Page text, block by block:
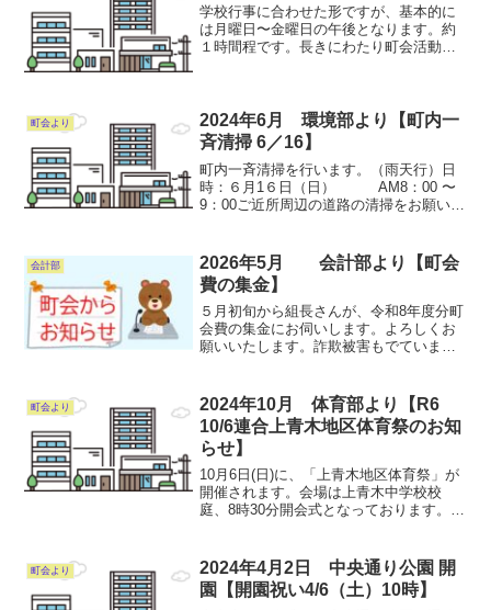
学校行事に合わせた形ですが、基本的に
は月曜日〜金曜日の午後となります。約
１時間程です。長きにわたり町会活動の
町会より
2024年6月 環境部より【町内一
斉清掃 6／16】
町内一斉清掃を行います。（雨天行）日
時：６月1６日（日） AM8：00 〜
9：00ご近所周辺の道路の清掃をお願いし
の日の一般ごみに出してください。町内
美化にご協力...
会計部
2026年5月 会計部より【町会
費の集金】
５月初旬から組長さんが、令和8年度分町
会費の集金にお伺いします。よろしくお
願いいたします。詐欺被害もでていま
ださい。会計部長
町会より
2024年10月 体育部より【R6
10/6連合上青木地区体育祭のお知
らせ】
10月6日(日)に、「上青木地区体育祭」が
開催されます。会場は上青木中学校校
庭、8時30分開会式となっております。ご
催予定でした、「川口市民体育祭中央大
会」に西町会...
町会より
2024年4月2日 中央通り公園 開
園【開園祝い4/6（土）10時】